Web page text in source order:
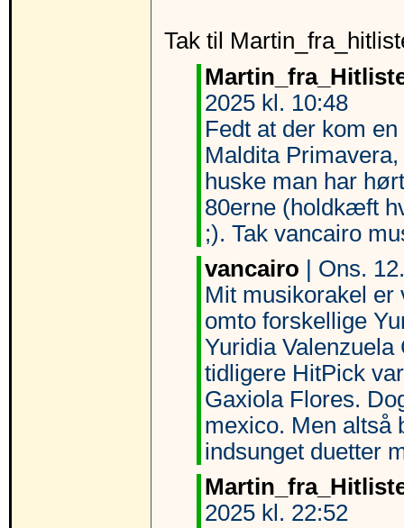
Tak til
2025 kl. 10:48
Fedt at der kom
Maldita
huske man har
80erne (holdkæft
;). Tak vancairo
vancairo | Ons.
Mit musikorakel er
omto forskellige
Yuridia Valenzuela
tidligere HitPick
Gaxiola Flores.
mexico. Men altså
indsunget duetter
2025 kl. 22:52